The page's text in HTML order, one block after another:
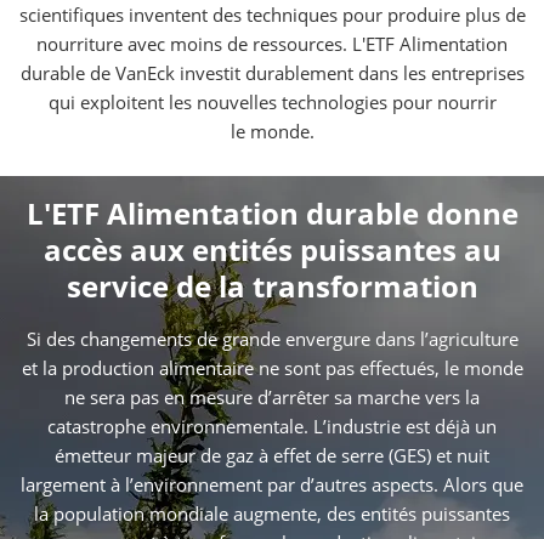
scientifiques inventent des techniques pour produire plus de
nourriture avec moins de ressources. L'ETF Alimentation
durable de VanEck investit durablement dans les entreprises
qui exploitent les nouvelles technologies pour nourrir
le monde.
L'ETF Alimentation durable donne
accès aux entités puissantes au
service de la transformation
Si des changements de grande envergure dans l’agriculture
et la production alimentaire ne sont pas effectués, le monde
ne sera pas en mesure d’arrêter sa marche vers la
catastrophe environnementale. L’industrie est déjà un
émetteur majeur de gaz à effet de serre (GES) et nuit
largement à l’environnement par d’autres aspects. Alors que
la population mondiale augmente, des entités puissantes